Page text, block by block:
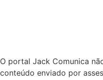
O portal Jack Comunica
conteúdo enviado por